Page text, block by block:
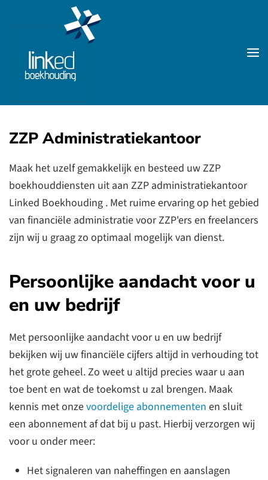
Skip to main content
ZZP Administratiekantoor
Maak het uzelf gemakkelijk en besteed uw ZZP
boekhouddiensten uit aan ZZP administratiekantoor
Linked Boekhouding . Met ruime ervaring op het gebied
van financiële administratie voor ZZP'ers en freelancers
zijn wij u graag zo optimaal mogelijk van dienst.
Persoonlijke aandacht voor u
en uw bedrijf
Met persoonlijke aandacht voor u en uw bedrijf
bekijken wij uw financiële cijfers altijd in verhouding tot
het grote geheel. Zo weet u altijd precies waar u aan
toe bent en wat de toekomst u zal brengen. Maak
kennis met onzevoordelige abonnementen en sluit
een abonnement af dat bij u past. Hierbij verzorgen wij
voor u onder meer:
Het signaleren van naheffingen en aanslagen